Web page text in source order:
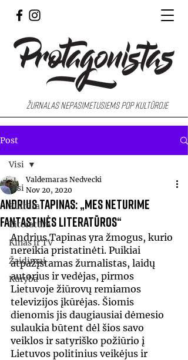
Žurnalas nepasimetusiems pop kultūroje
Post
Visi
Kultūra
Literatūra
Kinas ir TV
Žaidimai
Kūryba
Visi
Andrius Tapinas: „Mes neturime
fantastinės literatūros“
Valdemaras Nedvecki
Nov 20, 2020
Andrius Tapinas yra žmogus, kurio
nereikia pristatinėti. Puikiai
atpažįstamas žurnalistas, laidų
autorius ir vedėjas, pirmos
Lietuvoje žiūrovų remiamos
televizijos įkūrėjas. Šiomis
dienomis jis daugiausiai dėmesio
sulaukia būtent dėl šios savo
veiklos ir satyriško požiūrio į
Lietuvos politinius veikėjus ir